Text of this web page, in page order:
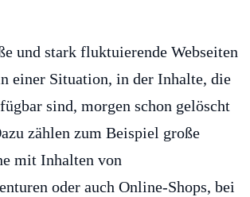
und stark fluktuierende Webseiten
einer Situation, in der Inhalte, die
sind, morgen schon gelöscht
zählen zum Beispiel große
mit Inhalten von
oder auch Online-Shops, bei